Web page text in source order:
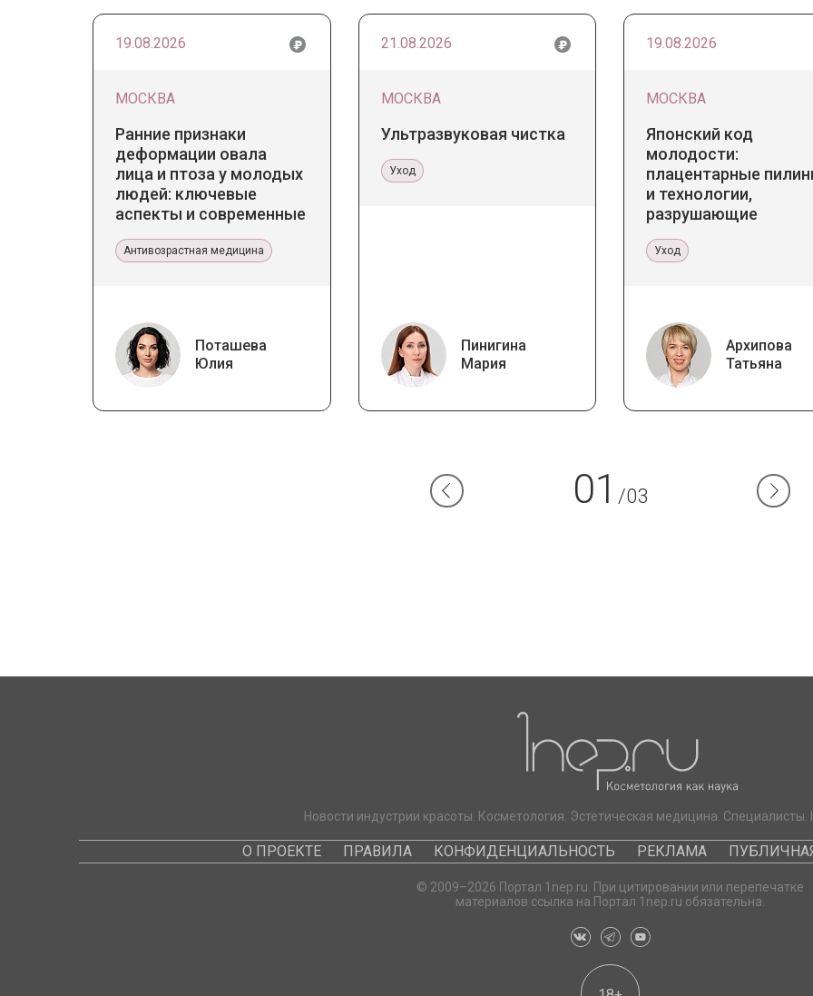
19.08.2026
МОСКВА
Ранние признаки
деформации овала
лица и птоза у молодых
людей: ключевые
аспекты и современные
Антивозрастная медицина
Поташева
Юлия
21.08.2026
МОСКВА
Ультразвуковая чистка
Уход
Пинигина
Мария
19.08.2026
МОСКВА
Японский код
молодости:
плацентарные
и технологии,
разрушающие
Уход
Архипова
Татьяна
01 /03
Новости индустрии красоты. Косметология. Эстетическая медицина. Специалисты.
О ПРОЕКТЕ ПРАВИЛА КОНФИДЕНЦИАЛЬНОСТЬ РЕКЛАМА
© 2009–2026 Портал 1nep.ru. При цитировании или перепечатке
материалов ссылка на Портал 1nep.ru обязательна.